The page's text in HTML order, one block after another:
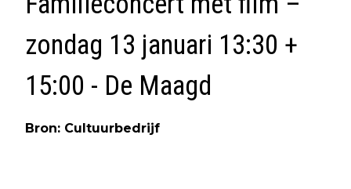
zondag 13 januari 13:30 +
15:00 - De Maagd
Bron: Cultuurbedrijf